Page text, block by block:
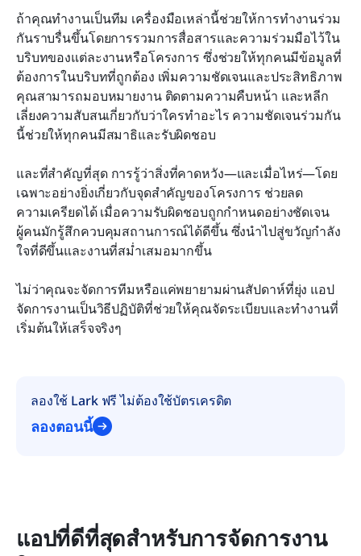
ถ้าคุณทำงานเป็นทีม เครื่องมือเหล่านี้ช่วยให้การทำงานร่วม
กันราบรื่นขึ้นโดยการรวมการสื่อสารและความร่วมมือไว้ใน
บริบทของแต่ละงานหรือโครงการ ซึ่งช่วยให้ทุกคนมีข้อมูลที่
ต้องการในบริบทที่ถูกต้อง เพิ่มความชัดเจนและประสิทธิภาพ
คุณสามารถมอบหมายงาน ติดตามความคืบหน้า และหลีก
เลี่ยงความสับสนเกี่ยวกับว่าใครทำอะไร ความชัดเจนร่วมกัน
นี้ช่วยให้ทุกคนมีสมาธิและรับผิดชอบ
และที่สำคัญที่สุด การรู้ว่าสิ่งที่คาดหวัง—และเมื่อไหร่—โดย
เฉพาะอย่างยิ่งเกี่ยวกับจุดสำคัญของโครงการ ช่วยลด
ความเครียดได้ เมื่อความรับผิดชอบถูกกำหนดอย่างชัดเจน
ผู้คนมักรู้สึกควบคุมสถานการณ์ได้ดีขึ้น ซึ่งนำไปสู่ขวัญกำลัง
ใจที่ดีขึ้นและงานที่สม่ำเสมอมากขึ้น
ไม่ว่าคุณจะจัดการทีมหรือแค่พยายามผ่านสัปดาห์ที่ยุ่ง แอป
จัดการงานเป็นวิธีปฏิบัติที่ช่วยให้คุณจัดระเบียบและทำงานที่
เริ่มต้นให้เสร็จจริงๆ
ลองใช้ Lark ฟรี ไม่ต้องใช้บัตรเครดิต
ลองตอนนี้
แอปที่ดีที่สุดสำหรับการจัดการงาน